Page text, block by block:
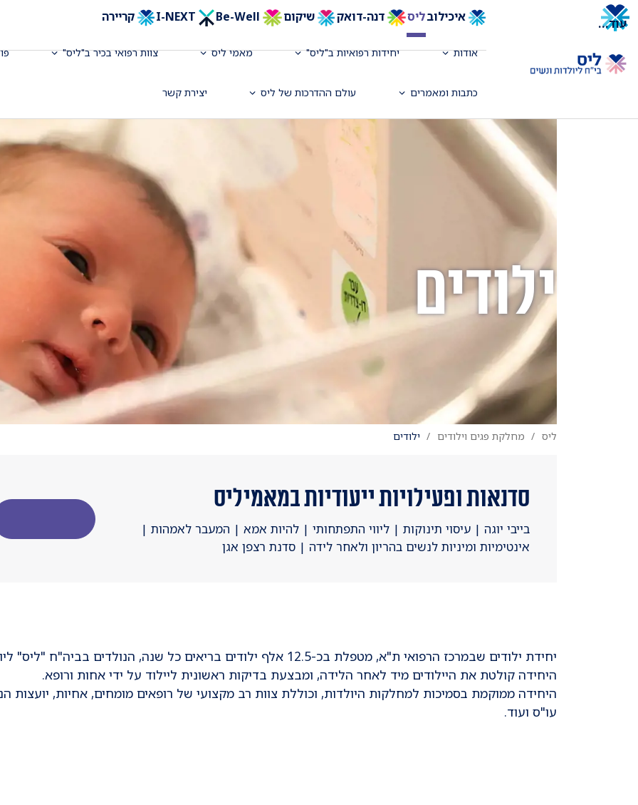
איכילובליס דנה-דואק שיקום Be-Well
I-NEXT קריירה
אודות יחידות רפואיות ב"ליס" מאמי ליס צוות רפואי בכיר ב"ליס"
כתבות ומאמרים עולם ההדרכות של ליס יצירת קשר
עוד...
ילודים
ליס מחלקת פגים וילודים ילודים
סדנאות ופעילויות ייעודיות במאמיליס
בייבי יוגה | עיסוי תינוקות | ליווי התפתחותי | להיות אמא | המעבר לאמהות |
אינטימיות ומיניות לנשים בהריון ולאחר לידה | סדנת רצפן אגן
יחידת ילודים שבמרכז הרפואי ת"א, מטפלת בכ-12.5 אלף ילודים בריאים כל שנה, הנולדים בביה"ח "ליס" ליולדות.
היחידה קולטת את היילודים מיד לאחר הלידה, ומבצעת בדיקות ראשונית ליילוד על ידי אחות ורופא.
היחידה ממוקמת בסמיכות למחלקות היולדות, וכוללת צוות רב מקצועי של רופאים מומחים, אחיות, יועצות
עו"ס ועוד.